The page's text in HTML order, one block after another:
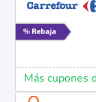
Más cupones